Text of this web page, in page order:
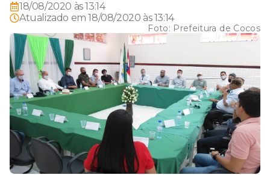
18/08/2020 às 13:14
Atualizado em18/08/2020 às 13:14
Foto: Prefeitura de Cocos